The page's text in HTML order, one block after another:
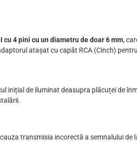
cu 4 pini cu un diametru de doar 6 mm,
atașat cu capăt RCA (Cinch)
inițial de iluminat deasupra plăcuței de
transmisia incorectă a semnalului de